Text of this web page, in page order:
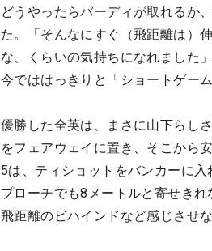
どうやったらバーディが取れるか
た。「そんなにすぐ（飛距離は）
な、くらいの気持ちになれました
今でははっきりと「ショートゲーム
優勝した全英は、まさに山下らし
をフェアウェイに置き、そこから
5は、ティショットをバンカーに
プローチでも8メートルと寄せき
飛距離のビハインドなど感じさせ